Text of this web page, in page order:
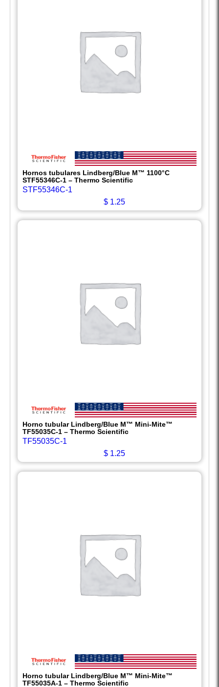
Hornos tubulares Lindberg/Blue M™ 1100°C
STF55346C-1 – Thermo Scientific
STF55346C-1
$ 1.25
Horno tubular Lindberg/Blue M™ Mini-Mite™
TF55035C-1 – Thermo Scientific
TF55035C-1
$ 1.25
Horno tubular Lindberg/Blue M™ Mini-Mite™
TF55035A-1 – Thermo Scientific